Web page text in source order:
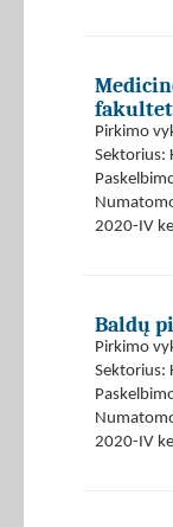
Pirkimo
Sektorius:
2020-IV
Baldų
Pirkimo
Sektorius:
2020-IV